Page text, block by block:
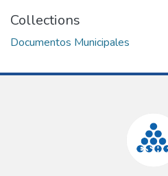
Collections
Documentos Municipales